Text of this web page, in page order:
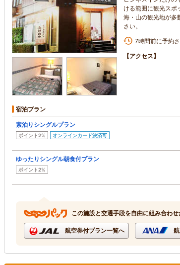
ける範囲に観光スポ
海・山の観光地が多
さい。
7時間前に予約
【アクセス】
宿泊プラン
素泊りシングルプラン
ポイント2% オンラインカード決済可
ゆったりシングル朝食付プラン
ポイント2%
この施設と交通手段を自由に組み合わ
航空券付プラン一覧へ